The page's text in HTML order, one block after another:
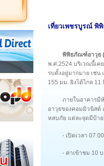
เที่ยวเพชรบูรณ์ พิ
พิพิธภัณฑ์อาวุธ
พ.ศ.2524 บริเวณนี้เค
รบตั้งอยู่มากมาย เช่น
155 มม. ยิงได้ไกล 11
ภายในอาคารมี
อาวุธของคอมมิวนิสต์
หลบภัย แต่ละจุดมีป้า
- เปิดเวลา
- ค่าเข้าชม 10